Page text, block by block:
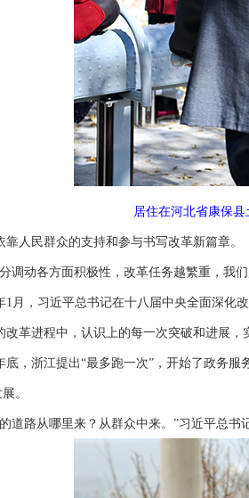
居住在河北省康保
人民群众的支持和参与书写改革新篇章。
调动各方面积极性，改革任务越繁重，我
1月，习近平总书记在十八届中央全面深化
改革进程中，认识上的每一次突破和进展
底，浙江提出“最多跑一次”，开始了政务
。
道路从哪里来？从群众中来。”习近平总书